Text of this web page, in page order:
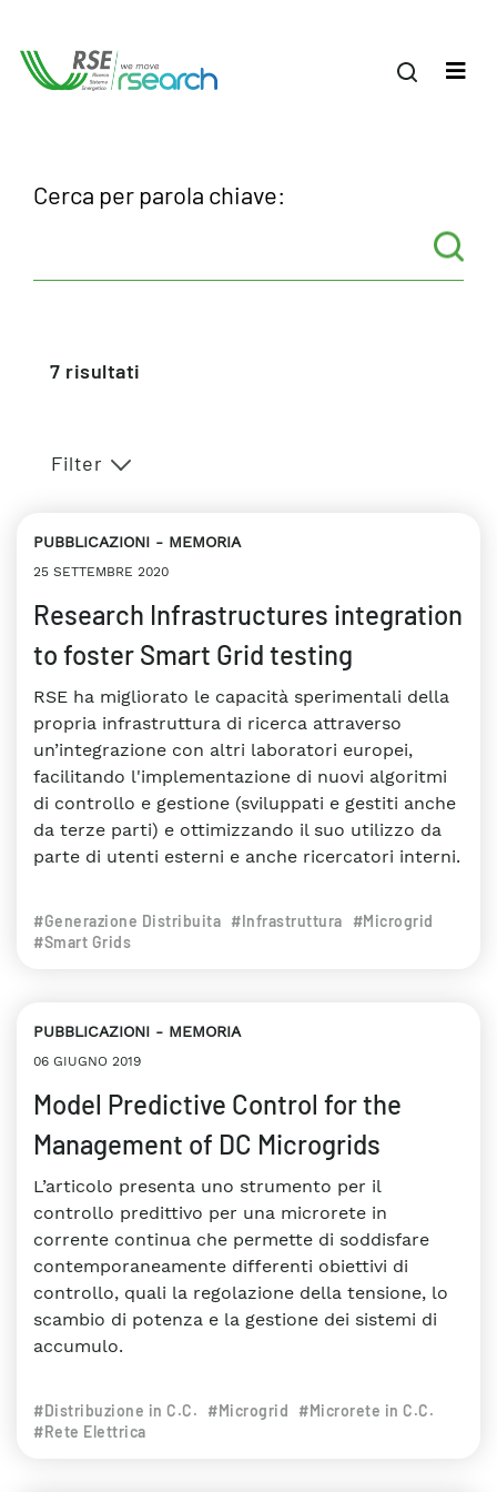
Cerca per parola chiave:
7 risultati
Filter
PUBBLICAZIONI MEMORIA
25 SETTEMBRE 2020
Research Infrastructures integration
to foster Smart Grid testing
RSE ha migliorato le capacità sperimentali della
propria infrastruttura di ricerca attraverso
un’integrazione con altri laboratori europei,
facilitando l'implementazione di nuovi algoritmi
di controllo e gestione (sviluppati e gestiti anche
da terze parti) e ottimizzando il suo utilizzo da
parte di utenti esterni e anche ricercatori interni.
#Generazione Distribuita #Infrastruttura
#Microgrid
#Smart Grids
PUBBLICAZIONI MEMORIA
06 GIUGNO 2019
Model Predictive Control for the
Management of DC Microgrids
L’articolo presenta uno strumento per il
controllo predittivo per una microrete in
corrente continua che permette di soddisfare
contemporaneamente differenti obiettivi di
controllo, quali la regolazione della tensione, lo
scambio di potenza e la gestione dei sistemi di
accumulo.
#Distribuzione in C.C. #Microgrid
#Microrete in C.C.
#Rete Elettrica